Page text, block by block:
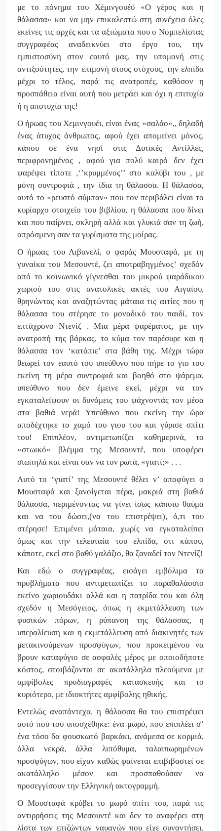
με το πόνημα του Χέμινγουέϋ «Ο γέρος και η
θάλασσα» και να μην επικαλεστώ στη συνέχεια όλες
εκείνες τις αρχές και τα αξιώματα που ο Νομπελίστας
συγγραφέας αναδεικνύει στο έργο του, την
εμπιστοσύνη στον εαυτό μας, την υπομονή στις
αντιξοότητες, την επιμονή στους στόχους, την ελπίδα
μέχρι το τέλος, παρά τις ανατροπές, καθόσον η
προσπάθεια είναι αυτή που μετράει και όχι η επιτυχία
ή η αποτυχία της!
Ο ήρωας του Χεμινγουέι, είναι ένας «σαλάο»,, δηλαδή
ένας άτυχος άνθρωπος, αφού έχει απομείνει μόνος,
κάπου σε ένα νησί στις Δυτικές Αντίλλες,
περιφρονημένος , αφού για πολύ καιρό δεν έχει
ψαρέψει τίποτε ,‘’κρυμμένος’’ στο καλύβι του , με
μόνη συντροφιά , την ίδια τη θάλασσα. Η θάλασσα,
αυτό το «ρευστό σύμπαν» που τον περιβάλει είναι το
κυρίαρχο στοιχείο του βιβλίου, η θάλασσα που δίνει
και που παίρνει, σκληρή αλλά και γλυκιά σαν τη ζωή,
απρόσμενη σαν τα γυρίσματα της μοίρας.
Ο ήρωας του Λιβανελί, ο ψαράς Μουσταφά, με τη
γυναίκα του Μεσουντέ, ζει αποτραβηγμένος’ σχεδόν
από το κοινωνικό γίγνεσθαι του μικρού ψαράδικου
χωριού του στις ανατολικές ακτές του Αιγαίου,
θρηνώντας και αναζητώντας μάταια τις αιτίες που η
θάλασσα του στέρησε το μοναδικό του παιδί, τον
επτάχρονο Ντενίζ . Μια μέρα ψαρέματος, με την
ανατροπή της βάρκας, το κύμα τον παρέσυρε και η
θάλασσα τον ‘κατάπιε’ στα βάθη της. Μέχρι τώρα
θεωρεί τον εαυτό του υπεύθυνο που πήρε το γιο του
εκείνη τη μέρα συντροφιά και βοηθό στο ψάρεμα,
υπεύθυνο που δεν έμεινε εκεί, μέχρι να τον
εγκαταλείψουν οι δυνάμεις του ψάχνοντάς τον μέσα
στα βαθιά νερά! Υπεύθυνο που εκείνη την ώρα
αποδέχτηκε το χαμό του γιου του και γύρισε σπίτι
του! Επιπλέον, αντιμετωπίζει καθημερινά, το
«στωικό» βλέμμα της Μεσουντέ, που υποφέρει
σιωπηλά και είναι σαν να τον ρωτά, «γιατί;» . . .
Αυτό το ‘γιατί’ της Μεσουντέ θέλει ν’ αποφύγει ο
Μουσταφά και ξανοίγεται πέρα, μακριά στη βαθιά
θάλασσα, περιμένοντας να γίνει ίσως κάποιο θαύμα
και να του δώσει,(να του επιστρέψει), ό,τι του
στέρησε! Επιμένει μάταια, χωρίς να εγκαταλείπει
όμως και την τελευταία του ελπίδα, ότι κάπου,
κάποτε, εκεί στο βαθύ γαλάζιο, θα ξαναδεί τον Ντενίζ!
Και εδώ ο συγγραφέας, εισάγει εμβόλιμα τα
προβλήματα που αντιμετωπίζει το παραθαλάσσιο
εκείνο χωριουδάκι αλλά και η πατρίδα του και όλη
σχεδόν η Μεσόγειος, όπως η εκμετάλλευση των
φυσικών πόρων, η ρύπανση της θάλασσας, η
υπεραλίευση και η εκμετάλλευση από διακινητές των
μετακινούμενων προσφύγων, που προκειμένου να
βρουν καταφύγιο σε ασφαλές μέρος με οποιοδήποτε
κόστος, στοιβάζονται σε ακατάλληλα πλεούμενα με
αμφίβολες προδιαγραφές κατασκευής και το
κυριότερο, με ιδιοκτήτες αμφίβολης ηθικής.
Εντελώς αναπάντεχα, η θάλασσα θα του επιστρέψει
αυτό που του υποσχέθηκε: ένα μωρό, που επιπλέει σ’
ένα τόσο δα φουσκωτό βαρκάκι, ανάμεσα σε κορμιά,
άλλα νεκρά, άλλα λιπόθυμα, ταλαιπωρημένων
προσφύγων, που είχαν καθώς φαίνεται επιβιβαστεί σε
ακατάλληλο μέσον και προσπαθούσαν να
προσεγγίσουν την Ελληνική ακτογραμμή.
Ο Μουσταφά κρύβει το μωρό σπίτι του, παρά τις
αντιρρήσεις της Μεσουντέ και δεν το αναφέρει στη
λίστα των επιζώντων ναυαγών που είχε συναντήσει,